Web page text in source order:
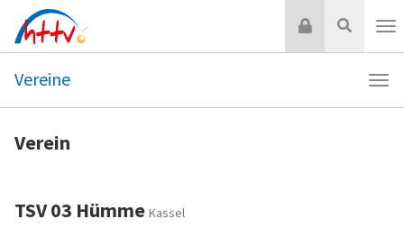
Inhalt
springen
Suche
Login
Vereine
Verein
TSV 03 Hümme Kassel